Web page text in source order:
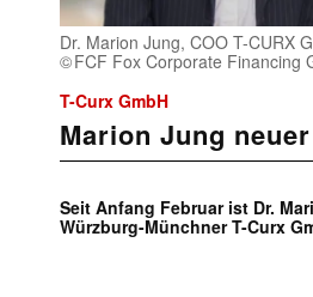
Dr. Marion Jung, COO T-CURX
FCF Fox Corporate Financing
T-Curx GmbH
Marion Jung
Seit Anfang Februar ist Dr.
Würzburg-Münchner T-Curx